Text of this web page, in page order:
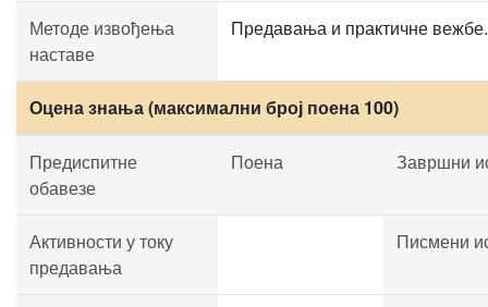
Методе извођења
наставе
Предавања и практичне вежбе.
Оцена знања (максимални број поена 100)
Предиспитне
обавезе
Поена Завршни
Активности у току
предавања
Писмени